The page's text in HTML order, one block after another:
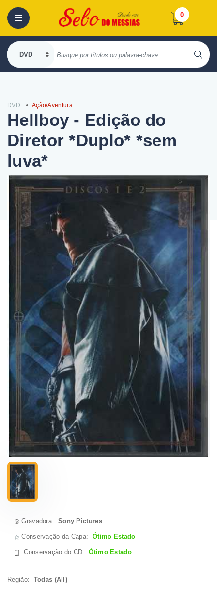
0
DVD Ação/Aventura
Hellboy - Edição do
Diretor *Duplo* *sem
luva*
Gravadora: Sony Pictures
Conservação da Capa: Ótimo Estado
Conservação do CD:Ótimo Estado
Região: Todas (All)